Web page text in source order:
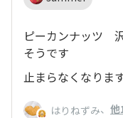
ピーカンナッツ
そうです
止まらなくなりま
はりねずみ、 他